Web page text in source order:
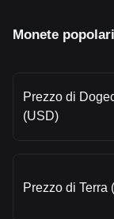
Monete popolari
Prezzo di
(USD)
Prezzo di Terra